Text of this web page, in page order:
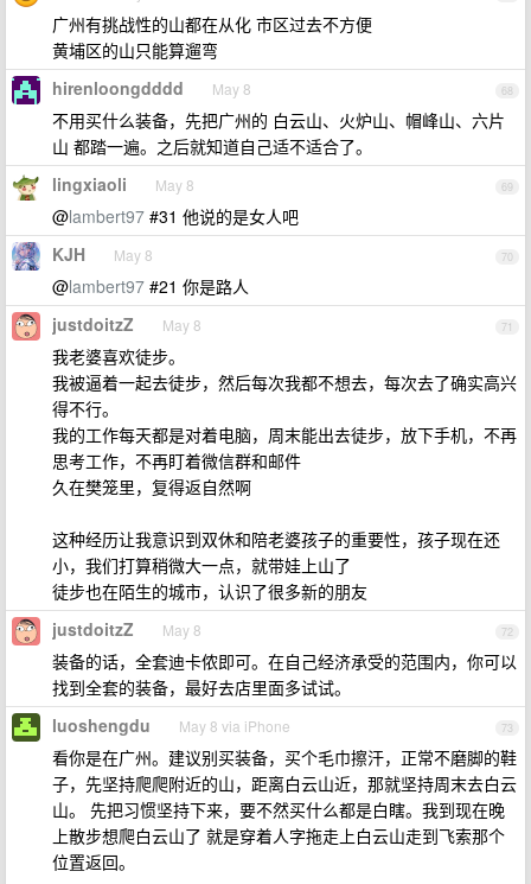
广州有挑战性的山都在从化 市区过去不方便
黄埔区的山只能算遛弯
68
hirenloongdddd May 8
不用买什么装备，先把广州的 白云山、火炉山、帽峰山、六片
山 都踏一遍。之后就知道自己适不适合了。
69
lingxiaoli May 8
@lambert97 #31 他说的是女人吧
70
KJH May 8
@lambert97 #21 你是路人
71
justdoitzZ May 8
我老婆喜欢徒步。
我被逼着一起去徒步，然后每次我都不想去，每次去了确实高兴
得不行。
我的工作每天都是对着电脑，周末能出去徒步，放下手机，不再
思考工作，不再盯着微信群和邮件
久在樊笼里，复得返自然啊
这种经历让我意识到双休和陪老婆孩子的重要性，孩子现在还
小，我们打算稍微大一点，就带娃上山了
徒步也在陌生的城市，认识了很多新的朋友
72
justdoitzZ May 8
装备的话，全套迪卡侬即可。在自己经济承受的范围内，你可以
找到全套的装备，最好去店里面多试试。
73
luoshengdu May 8 via iPhone
看你是在广州。建议别买装备，买个毛巾擦汗，正常不磨脚的鞋
子，先坚持爬爬附近的山，距离白云山近，那就坚持周末去白云
山。 先把习惯坚持下来，要不然买什么都是白瞎。我到现在晚
上散步想爬白云山了 就是穿着人字拖走上白云山走到飞索那个
位置返回。